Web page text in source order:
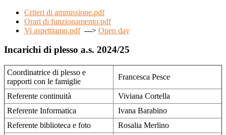
Criteri di ammissione.pdf
Orari di funzionamento.pdf
Vi aspettiamo.pdf---> Open day
Incarichi di plesso a.s. 2024/25
Coordinatrice di plesso e
rapporti con le famiglie
Francesca Pesce
Referente continuità
Viviana Cortella
Referente Informatica
Ivana Barabino
Referente biblioteca e foto
Rosalia Merlino